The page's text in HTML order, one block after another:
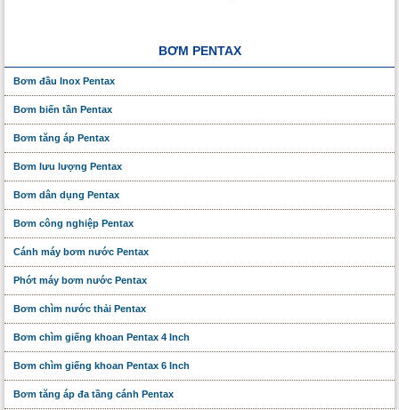
BƠM PENTAX
Bơm đầu Inox Pentax
Bơm biến tần Pentax
Bơm tăng áp Pentax
Bơm lưu lượng Pentax
Bơm dân dụng Pentax
Bơm công nghiệp Pentax
Cánh máy bơm nước Pentax
Phớt máy bơm nước Pentax
Bơm chìm nước thải Pentax
Bơm chìm giếng khoan Pentax 4 Inch
Bơm chìm giếng khoan Pentax 6 Inch
Bơm tăng áp đa tầng cánh Pentax